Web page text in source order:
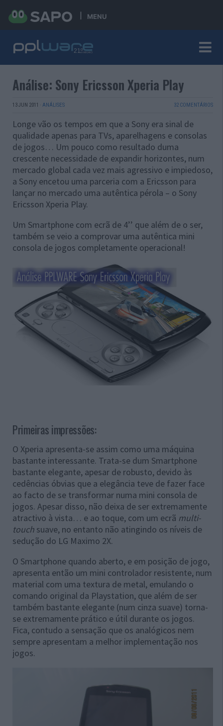
MENU
Análise: Sony Ericsson Xperia Play
13 JUN 2011 · ANÁLISES 32 COMENTÁRIOS
Longe vão os tempos em que a Sony era sinal de
qualidade apenas para TVs, aparelhagens e consolas
de jogos… Um pouco como resultado duma
crescente necessidade de expandir horizontes, num
mercado global cada vez mais agressivo e impiedoso,
a Sony encetou uma parceria com a Ericsson para
lançar no mercado uma autêntica pérola – o Sony
Ericsson Xperia Play.
Um Smartphone com ecrã de 4’’ que além de o ser,
também se veio a comprovar uma autêntica mini
consola de jogos completamente operacional!
Primeiras impressões:
O Xperia apresenta-se assim como uma máquina
bastante interessante. Trata-se dum Smartphone
bastante elegante, apesar de robusto, devido às
cedências óbvias que a elegância teve de fazer face
ao facto de se transformar numa mini consola de
jogos. Apesar disso, não deixa de ser extremamente
atractivo à vista… e ao toque, com um ecrã multi-
touch suave, no entanto não atingindo os níveis de
sedução do LG Maximo 2X.
O Smartphone quando aberto, e em posição de jogo,
apresenta então um mini controlador resistente, num
material com uma textura de metal, emulando o
comando original da Playstation, que além de ser
também bastante elegante (num cinza suave) torna-
se extremamente prático e útil durante os jogos.
Fica, contudo a sensação que os analógicos nem
sempre apresentam a melhor implementação nos
jogos.